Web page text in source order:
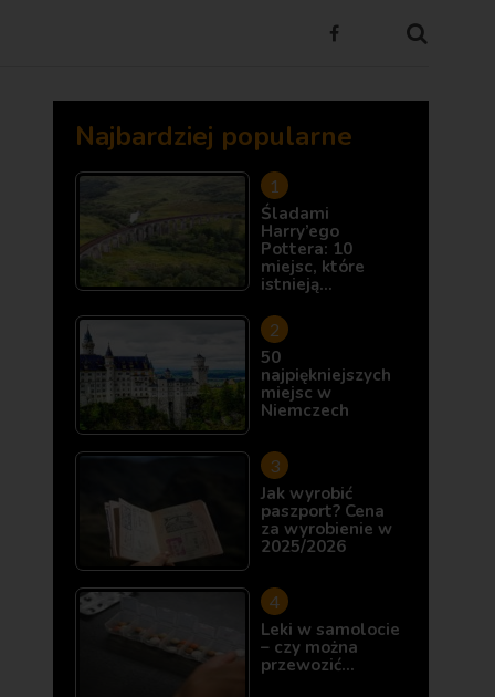
Najbardziej popularne
Śladami
Harry’ego
Pottera: 10
miejsc, które
istnieją…
50
najpiękniejszych
miejsc w
Niemczech
Jak wyrobić
paszport? Cena
za wyrobienie w
2025/2026
Leki w samolocie
– czy można
przewozić…